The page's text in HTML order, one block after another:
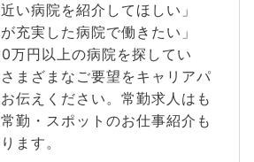
い病院を紹介してほしい」
充実した病院で働きたい」
万円以上の病院を探してい
まざまなご要望をキャリアパ
伝えください。常勤求人はも
勤・スポットのお仕事紹介も
ます。